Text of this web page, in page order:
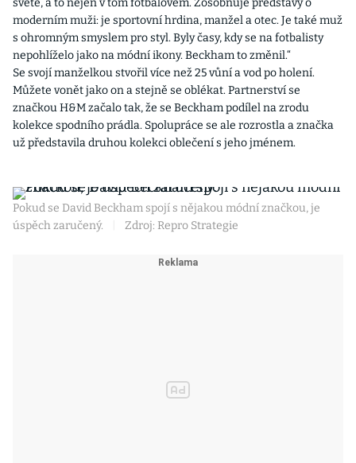
světě, a to nejen v tom fotbalovém. Zosobňuje představy o
moderním muži: je sportovní hrdina, manžel a otec. Je také muž
s ohromným smyslem pro styl. Byly časy, kdy se na fotbalisty
nepohlíželo jako na módní ikony. Beckham to změnil.“
Se svojí manželkou stvořil více než 25 vůní a vod po holení.
Můžete vonět jako on a stejně se oblékat. Partnerství se
značkou H&M začalo tak, že se Beckham podílel na zrodu
kolekce spodního prádla. Spolupráce se ale rozrostla a značka
už představila druhou kolekci oblečení s jeho jménem.
Pokud se David Beckham spojí s nějakou módní značkou, je
úspěch zaručený.
Zdroj: Repro Strategie